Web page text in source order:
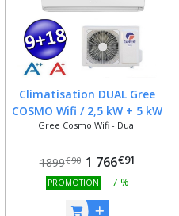
Climatisation DUAL Gree
COSMO Wifi / 2,5 kW + 5 kW
/ 9000 BTU + 18000 BTU /
Google Home
Gree Cosmo Wifi - Dual
1899€90 1 766€91
PROMOTION - 7 %